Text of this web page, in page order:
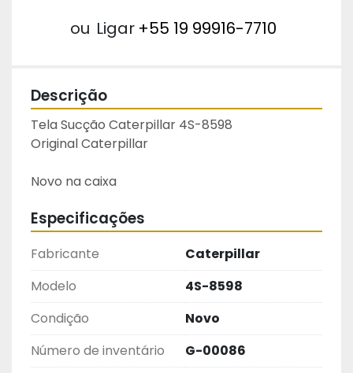
ou Ligar +55 19 99916-7710
Descrição
Tela Sucção Caterpillar 4S-8598
Original Caterpillar
Novo na caixa
Especificações
Fabricante
Caterpillar
Modelo
4S-8598
Condição
Novo
Número de inventário
G-00086